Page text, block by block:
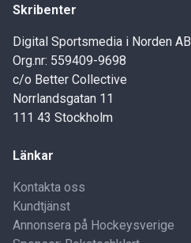
Skribenter
Digital Sportsmedia i Norden AB
Org.nr: 559409-9698
c/o Better Collective
Norrlandsgatan 11
111 43 Stockholm
Länkar
Kontakta oss
Kundtjänst
Annonsera på Hockeysverige